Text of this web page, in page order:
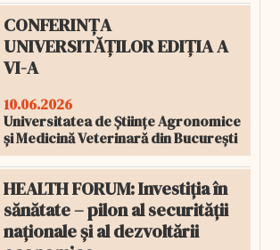
CONFERINȚA
UNIVERSITĂȚILOR EDIȚIA A
VI-A
10.06.2026
Universitatea de Științe Agronomice
și Medicină Veterinară din București
HEALTH FORUM: Investiția în
sănătate – pilon al securității
naționale și al dezvoltării